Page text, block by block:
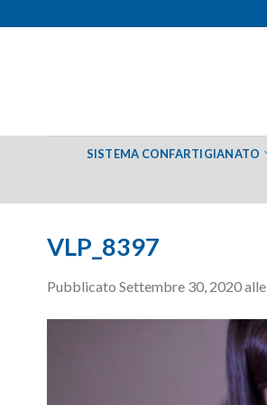
ai
SISTEMA CONFARTIGIANATO
VLP_8397
Pubblicato Settembre 30, 2020alle